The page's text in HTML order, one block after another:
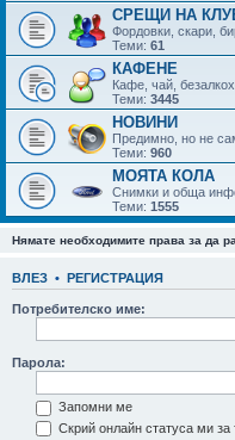
СРЕЩИ НА
Фордовки, скари,
Теми: 61
КАФЕНЕ
Кафе, чай,
Теми: 3445
НОВИНИ
Предимно, но не
Теми: 960
МОЯТА КОЛА
Снимки и обща
Теми: 1555
Нямате необходимите права за да
ВЛЕЗ • РЕГИСТРАЦИЯ
Потребителско име:
Парола:
Запомни ме
Скрий онлайн статуса ми за